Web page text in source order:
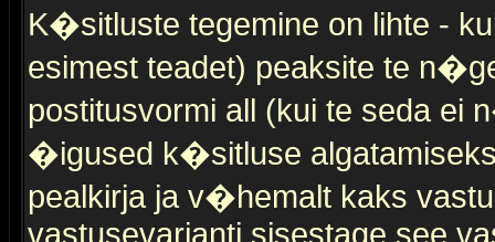
K�sitluste tegemine on lihte -
esimest teadet) peaksite te
postitusvormi all (kui te seda ei
�igused k�sitluse
pealkirja ja v�hemalt kaks
vastusevarianti sisestage see